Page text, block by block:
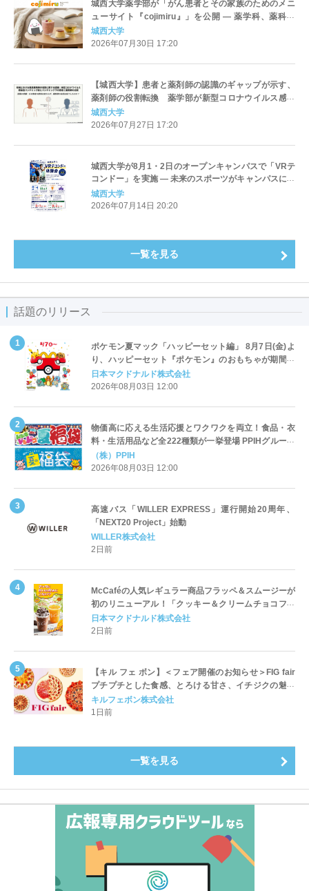
城西大学薬学部が「がん患者とその家族のためのメニ
ューサイト『cojimiru』」を公開 ― 薬学科、薬科学
科、医療栄養学科の3学科が連携してレシピを考案
城西大学
2026年07月30日 17:20
【城西大学】患者と薬剤師の認識のギャップが示す、
薬剤師の役割転換 薬学部が新型コロナウイルス感染
症（COVID-19）パンデミック前後における薬剤師の役
割に対する、患者と薬剤師自身の認識の変化を調査
城西大学
2026年07月27日 17:20
城西大学が8月1・2日のオープンキャンパスで「VRテ
コンドー」を実施 ― 未来のスポーツがキャンパスに登
場
城西大学
2026年07月14日 20:20
一覧を見る
話題のリリース
ポケモン夏マック「ハッピーセット編」 8月7日(金)よ
り、ハッピーセット『ポケモン』のおもちゃが期間限
定登場
日本マクドナルド株式会社
2026年08月03日 12:00
物価高に応える生活応援とワクワクを両立！食品・衣
料・生活用品など全222種類が一挙登場 PPIHグループ
「夏福袋」＆セール 8月6日(木)より順次スタート
（株）PPIH
2026年08月03日 12:00
高速バス「WILLER EXPRESS」運行開始20周年、
「NEXT20 Project」始動
WILLER株式会社
2日前
McCaféの人気レギュラー商品フラッペ＆スムージーが
初のリニューアル！「クッキー＆クリームチョコフラ
ッペ」「マンゴースムージー」8月5日（水）から販売
開始
日本マクドナルド株式会社
2日前
【キル フェ ボン】＜フェア開催のお知らせ＞FIG fair
プチプチとした食感、とろける甘さ、イチジクの魅力
をたっぷりと。新作を含め、イチジク尽くしの全4種が
登場8月20日（木）スタート
キルフェボン株式会社
1日前
一覧を見る